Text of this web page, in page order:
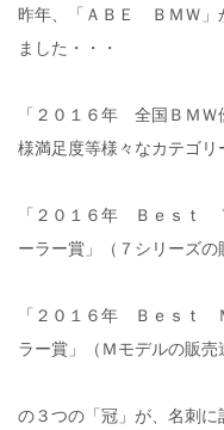
昨年、「ＡＢＥ ＢＭＷ」
ました・・・
「２０１６年 全国ＢＭＷ
様満足度等様々なカテゴリ
「２０１６年 Ｂｅｓ
ーラー賞」（７シリーズの
「２０１６年 Ｂｅｓ
ラー賞」（Ｍモデルの販売
の３つの「冠」が、名刺に